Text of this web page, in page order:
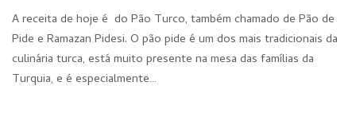
A receita de hoje é do Pão Turco, também chamado de Pão de
Pide e Ramazan Pidesi. O pão pide é um dos mais tradicionais da
culinária turca, está muito presente na mesa das famílias da
Turquia, e é especialmente…